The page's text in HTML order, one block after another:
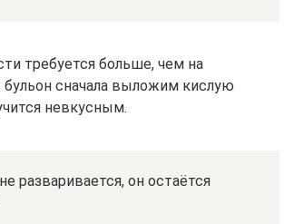
требуется больше, чем на
сначала выложим кислую
невкусным.
разваривается, он остаётся